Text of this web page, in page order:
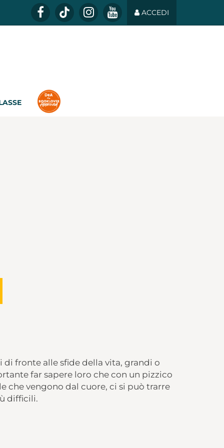
ACCEDI
fronte alle sfide della vita, grandi o
far sapere loro che con un pizzico
che vengono dal cuore, ci si può trarre
difficili.